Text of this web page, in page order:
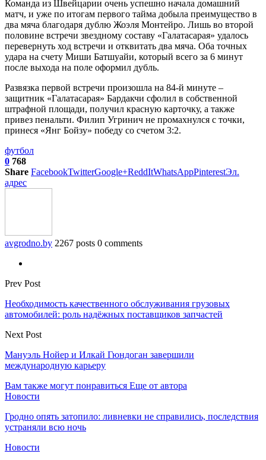
Команда из Швейцарии очень успешно начала домашний
матч, и уже по итогам первого тайма добыла преимущество в
два мяча благодаря дублю Жоэля Монтейро. Лишь во второй
половине встречи звездному составу «Галатасарая» удалось
перевернуть ход встречи и отквитать два мяча. Оба точных
удара на счету Миши Батшуайи, который всего за 6 минут
после выхода на поле оформил дубль.
Развязка первой встречи произошла на 84-й минуте –
защитник «Галатасарая» Бардакчи сфолил в собственной
штрафной площади, получил красную карточку, а также
привез пенальти. Филип Угринич не промахнулся с точки,
принеся «Янг Бойзу» победу со счетом 3:2.
футбол
0 768
Share FacebookTwitterGoogle+ReddItWhatsAppPinterestЭл.
адрес
avgrodno.by 2267 posts 0 comments
Prev Post
Необходимость качественного обслуживания грузовых
автомобилей: роль надёжных поставщиков запчастей
Next Post
Мануэль Нойер и Илкай Гюндоган завершили
международную карьеру
Вам также могут понравиться Еще от автора
Новости
Гродно опять затопило: ливневки не справились, последствия
устраняли всю ночь
Новости